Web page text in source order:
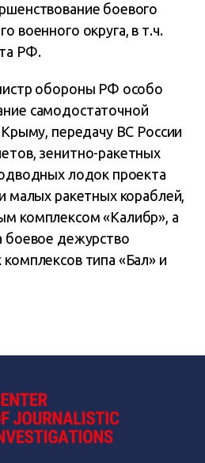
боевого
военного округа, в т.ч.
РФ.
обороны РФ особо
самодостаточной
Крыму, передачу ВС России
зенитно-ракетных
лодок проекта
малых ракетных кораблей,
комплексом «Калибр», а
боевое дежурство
типа «Бал» и